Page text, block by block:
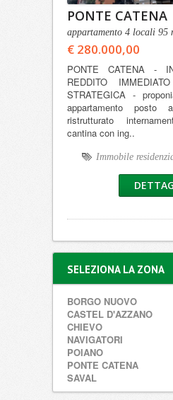
PONTE CATENA
appartamento 4 locali 95
€ 280.000,00
PONTE CATENA -
REDDITO
STRATEGICA -
appartamento posto
ristrutturato
cantina con ing..
Immobile
SELEZIONA LA ZONA
BORGO NUOVO
CASTEL D'AZZANO
CHIEVO
NAVIGATORI
POIANO
PONTE CATENA
SAVAL